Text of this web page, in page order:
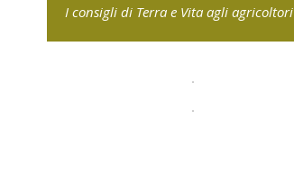
I consigli di Terra e Vita agli agricoltori